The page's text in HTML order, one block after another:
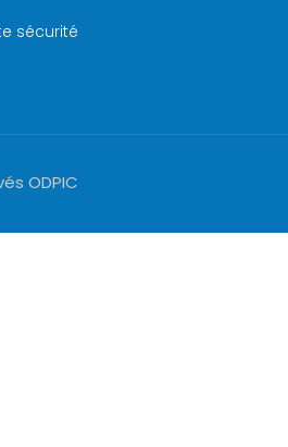
sécurité
ODPIC